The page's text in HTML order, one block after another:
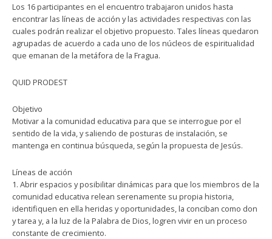
Los 16 participantes en el encuentro trabajaron unidos hasta
encontrar las líneas de acción y las actividades respectivas con las
cuales podrán realizar el objetivo propuesto. Tales líneas quedaron
agrupadas de acuerdo a cada uno de los núcleos de espiritualidad
que emanan de la metáfora de la Fragua.
QUID PRODEST
Objetivo
Motivar a la comunidad educativa para que se interrogue por el
sentido de la vida, y saliendo de posturas de instalación, se
mantenga en continua búsqueda, según la propuesta de Jesús.
Líneas de acción
1. Abrir espacios y posibilitar dinámicas para que los miembros de la
comunidad educativa relean serenamente su propia historia,
identifiquen en ella heridas y oportunidades, la conciban como don
y tarea y, a la luz de la Palabra de Dios, logren vivir en un proceso
constante de crecimiento.